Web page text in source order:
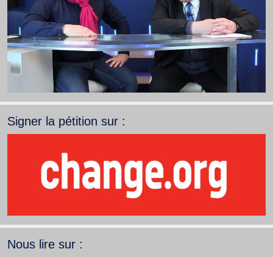
Signer la pétition sur :
Nous lire sur :